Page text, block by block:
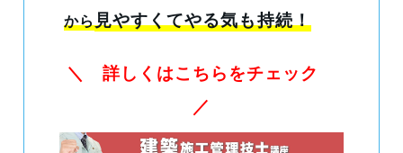
から見やすくてやる気も持続！
＼ 詳しくはこちらをチェック
／